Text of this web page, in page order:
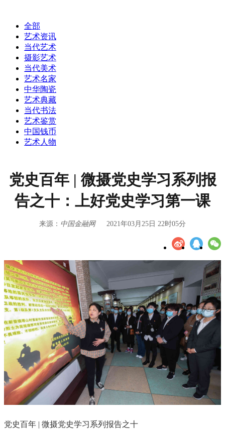
全部
艺术资讯
当代艺术
摄影艺术
当代美术
艺术名家
中华陶瓷
艺术典藏
当代书法
艺术鉴赏
中国钱币
艺术人物
党史百年 | 微摄党史学习系列报
告之十：上好党史学习第一课
来源： 中国金融网 2021年03月25日 22时05分
党史百年 | 微摄党史学习系列报告之十